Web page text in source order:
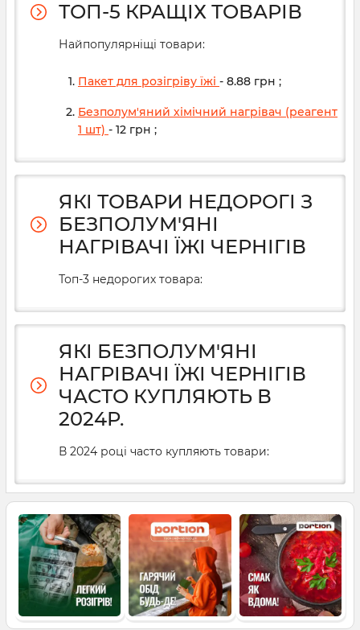
ТОП-5 КРАЩІХ ТОВАРІВ
Найпопулярніщі товари:
Пакет для розігріву їжі - 8.88 грн ;
Безполум'яний хімічний нагрівач (реагент
1 шт) - 12 грн ;
ЯКІ ТОВАРИ НЕДОРОГІ З
БЕЗПОЛУМ'ЯНІ
НАГРІВАЧІ ЇЖІ ЧЕРНІГІВ
Топ-3 недорогих товара:
ЯКІ БЕЗПОЛУМ'ЯНІ
НАГРІВАЧІ ЇЖІ ЧЕРНІГІВ
ЧАСТО КУПЛЯЮТЬ В
2024Р.
В 2024 році часто купляють товари: